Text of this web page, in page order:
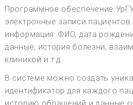
Программное обеспечение
электронные записи
информация: ФИО, дата
данные, история болезни,
клиникой и т.д.
В системе можно создать
идентификатор для каждого
историю обращений и данные о